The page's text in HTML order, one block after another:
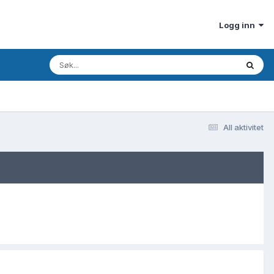
Logg inn
All aktivitet